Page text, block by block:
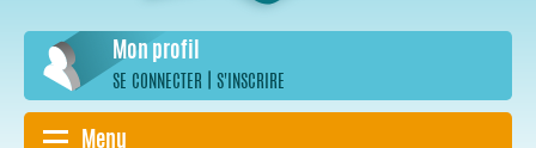
Mon profil
SE CONNECTER S'INSCRIRE
Menu